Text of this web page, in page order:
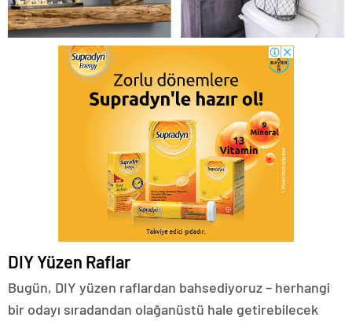
DIY Yüzen Raflar
Bugün, DIY yüzen raflardan bahsediyoruz – herhangi
bir odayı sıradandan olağanüstü hale getirebilecek